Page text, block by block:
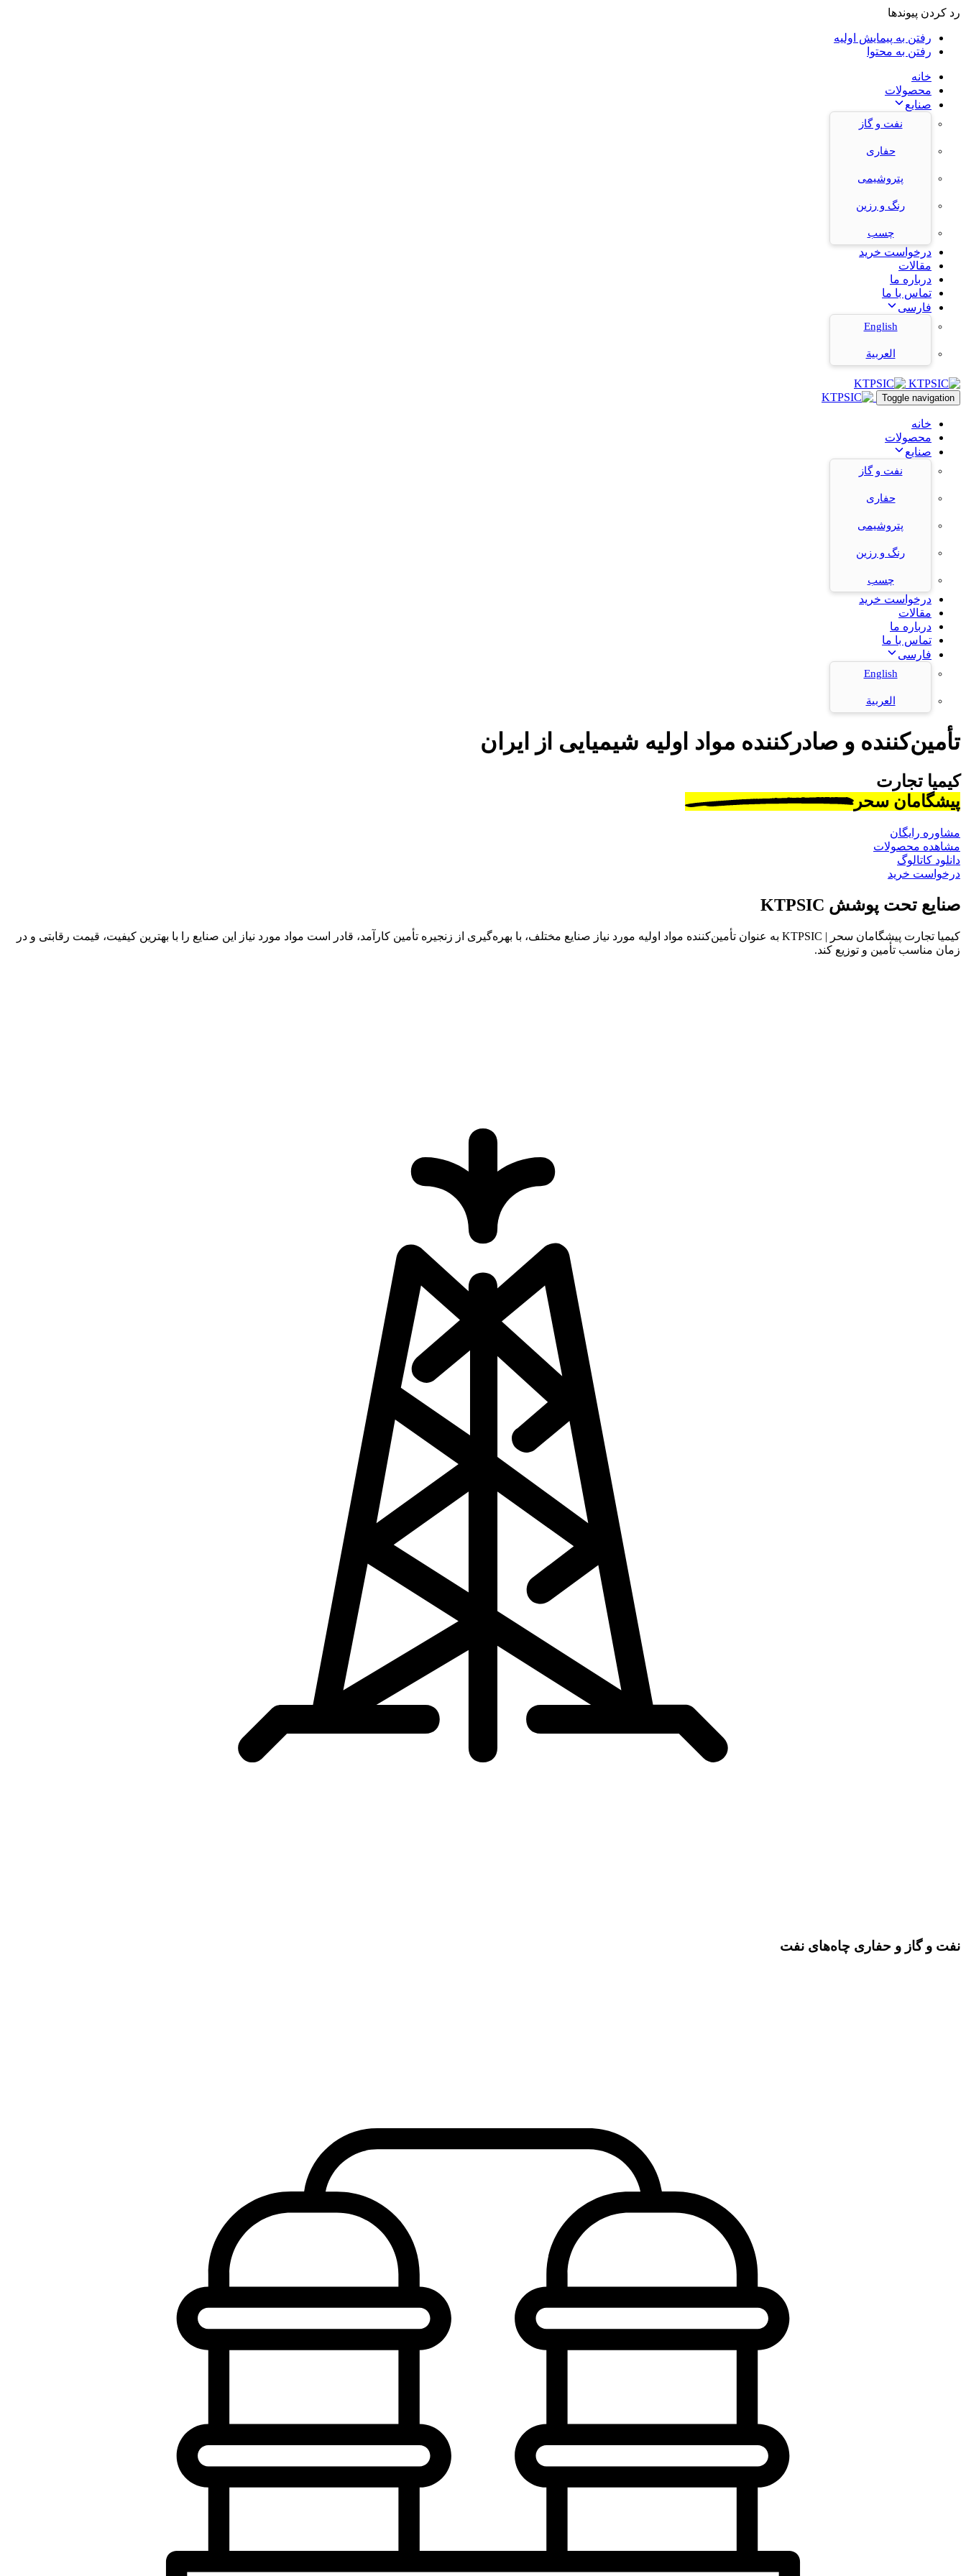
رد کردن پیوندها
رفتن به پیمایش اولیه
رفتن به محتوا
خانه
محصولات
صنایع
نفت و گاز
حفاری
پتروشیمی
رنگ و رزین
چسب
درخواست خرید
مقالات
درباره ما
تماس با ما
فارسی
English
العربية
Toggle navigation
خانه
محصولات
صنایع
نفت و گاز
حفاری
پتروشیمی
رنگ و رزین
چسب
درخواست خرید
مقالات
درباره ما
تماس با ما
فارسی
English
العربية
تأمین‌کننده و صادرکننده مواد اولیه شیمیایی از ایران
کیمیا تجارت
پیشگامان سحر
مشاوره رایگان
مشاهده محصولات
دانلود کاتالوگ
درخواست خرید
صنایع تحت پوشش KTPSIC
کیمیا تجارت پیشگامان سحر | KTPSIC به عنوان تأمین‌کننده مواد اولیه مورد نیاز صنایع مختلف، با بهره‌گیری از زنجیره تأمین کارآمد، قادر است مواد مورد نیاز این صنایع را با بهترین کیفیت، قیمت رقابتی و در
زمان مناسب تأمین و توزیع کند.
نفت و گاز و حفاری چاه‌های نفت